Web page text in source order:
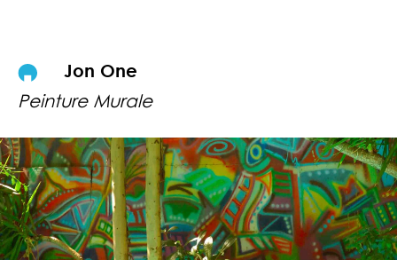
Jon One
Peinture Murale